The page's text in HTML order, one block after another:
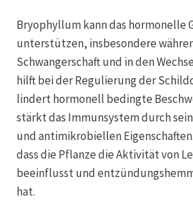
Bryophyllum kann das hormonelle
unterstützen, insbesondere
Schwangerschaft und in den
hilft bei der Regulierung der
lindert hormonell bedingte
stärkt das Immunsystem durch
und antimikrobiellen
dass die Pflanze die Aktivität von
beeinflusst und
hat.